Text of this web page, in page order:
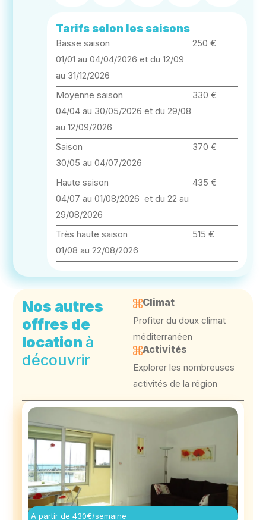
Tarifs selon les saisons
Basse saison
01/01 au 04/04/2026 et du 12/09
au 31/12/2026
250 €
Moyenne saison
04/04 au 30/05/2026 et du 29/08
au 12/09/2026
330 €
Saison
30/05 au 04/07/2026
370 €
Haute saison
04/07 au 01/08/2026 et du 22 au
29/08/2026
435 €
Très haute saison
01/08 au 22/08/2026
515 €
Nos autres
offres de
location à
découvrir
Climat
Profiter du doux climat
méditerranéen
Activités
Explorer les nombreuses
activités de la région
A partir de 430€/semaine